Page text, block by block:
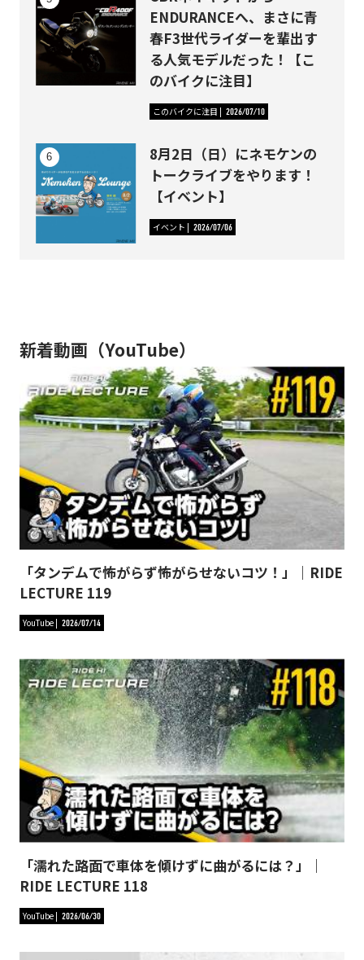
ENDURANCEへ、まさに青
春F3世代ライダーを輩出す
る人気モデルだった！【こ
のバイクに注目】
このバイクに注目 2026/07/10
8月2日（日）にネモケンの
トークライブをやります！
【イベント】
イベント 2026/07/06
新着動画（YouTube）
「タンデムで怖がらず怖がらせないコツ！」｜RIDE
LECTURE 119
YouTube 2026/07/14
「濡れた路面で車体を傾けずに曲がるには？」｜
RIDE LECTURE 118
YouTube 2026/06/30